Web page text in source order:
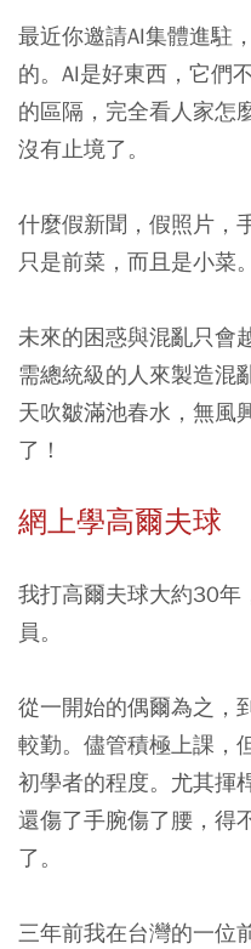
最近你邀請AI集體進駐
的。AI是好東西，它們
的區隔，完全看人家怎
沒有止境了。
什麼假新聞，假照片，
只是前菜，而且是小菜。
未來的困惑與混亂只會
需總統級的人來製造混
天吹皺滿池春水，無風
了！
網上學高爾夫球
我打高爾夫球大約30年
員。
從一開始的偶爾為之，
較勤。儘管積極上課，
初學者的程度。尤其揮
還傷了手腕傷了腰，得
了。
三年前我在台灣的一位